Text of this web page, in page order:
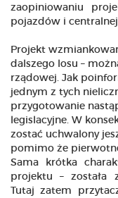
zaopiniowaniu
pojazdów i
Projekt
dalszego losu –
rządowej. Jak
jednym z tych
przygotowanie
legislacyjne. W
zostać uchwalony
pomimo że
Sama krótka
projektu – została
Tutaj zatem